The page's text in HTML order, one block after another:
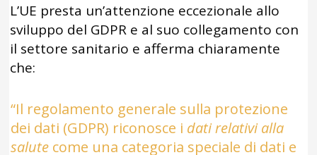
L’UE presta un’attenzione eccezionale allo
sviluppo del GDPR e al suo collegamento con
il settore sanitario e afferma chiaramente
che:
“Il regolamento generale sulla protezione
dei dati (GDPR) riconosce i dati relativi alla
salute come una categoria speciale di dati e